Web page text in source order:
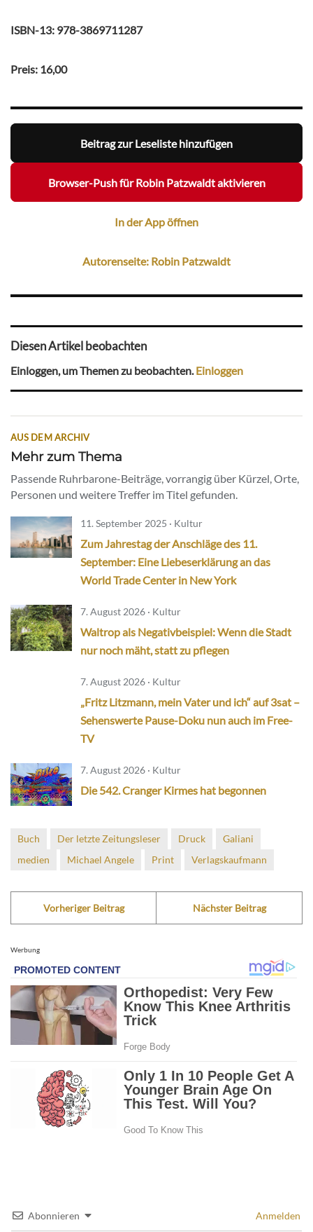
ISBN-13: 978-3869711287
Preis: 16,00
Beitrag zur Leseliste hinzufügen
Browser-Push für Robin Patzwaldt aktivieren
In der App öffnen
Autorenseite: Robin Patzwaldt
Diesen Artikel beobachten
Einloggen, um Themen zu beobachten.Einloggen
AUS DEM ARCHIV
Mehr zum Thema
Passende Ruhrbarone-Beiträge, vorrangig über Kürzel, Orte,
Personen und weitere Treffer im Titel gefunden.
11. September 2025 · Kultur
Zum Jahrestag der Anschläge des 11.
September: Eine Liebeserklärung an das
World Trade Center in New York
7. August 2026 · Kultur
Waltrop als Negativbeispiel: Wenn die Stadt
nur noch mäht, statt zu pflegen
7. August 2026 · Kultur
„Fritz Litzmann, mein Vater und ich“ auf 3sat –
Sehenswerte Pause-Doku nun auch im Free-
TV
7. August 2026 · Kultur
Die 542. Cranger Kirmes hat begonnen
Buch Der letzte Zeitungsleser Druck
Galiani
medien
Michael Angele Print Verlagskaufmann
Vorheriger Beitrag Nächster Beitrag
Werbung
Abonnieren Anmelden